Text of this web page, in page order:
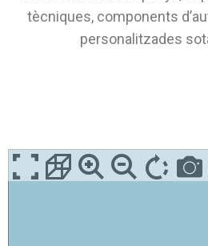
tècniques, components
personalitzades